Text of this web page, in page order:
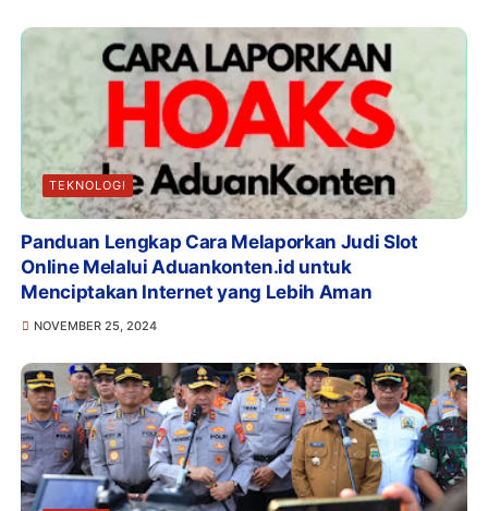
TEKNOLOGI
Panduan Lengkap Cara Melaporkan Judi Slot
Online Melalui Aduankonten.id untuk
Menciptakan Internet yang Lebih Aman
NOVEMBER 25, 2024